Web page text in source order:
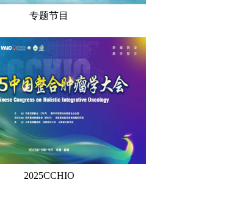
专题节目
2025CCHIO